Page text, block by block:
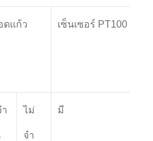
ดแก้ว เซ็นเซอร์ PT100
ไม่
จํา
มี